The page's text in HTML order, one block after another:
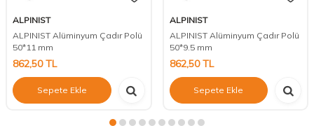
ALPINIST
ALPINIST Alüminyum Çadır Polü
50*11 mm
862,50TL
Sepete Ekle
ALPINIST
ALPINIST Alüminyum Çadır Polü
50*9.5 mm
862,50TL
Sepete Ekle